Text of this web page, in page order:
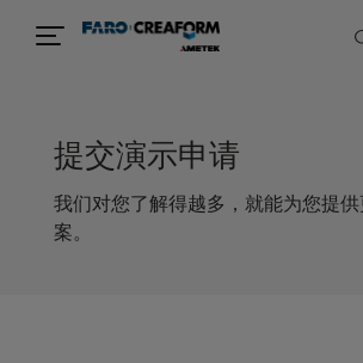
提交演示申请
我们对您了解得越多，就能为您提
案。